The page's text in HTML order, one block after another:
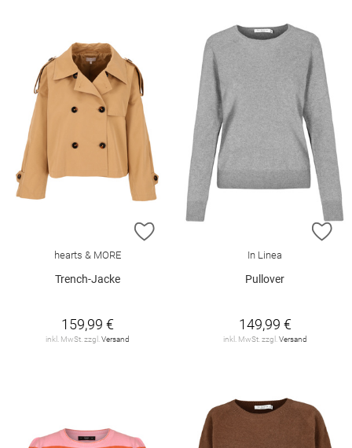
ZUR WUNSCHLISTE HINZUFÜGEN
hearts & MORE
Trench-Jacke
159,99 €
inkl. MwSt. zzgl. Versand
In Linea
Pullover
149,99 €
inkl. MwSt. zzgl. Versand